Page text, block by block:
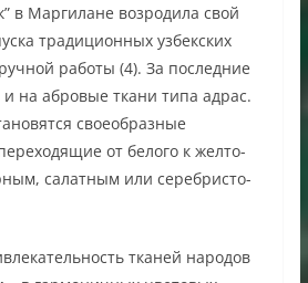
в Маргилане возродила свой
традиционных узбекских
работы (4). За последние
и на абровые ткани типа адрас.
своеобразные
от белого к желто-
салатным или серебристо-
тканей народов